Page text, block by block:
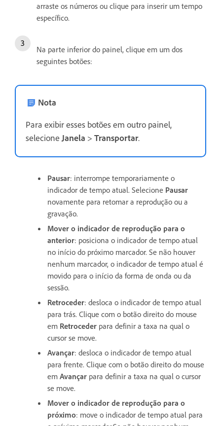
arraste os números ou clique para inserir um tempo
específico.
Na parte inferior do painel, clique em um dos
seguintes botões:
Nota
Para exibir esses botões em outro painel,
selecione Janela > Transportar.
Pausar: interrompe temporariamente o
indicador de tempo atual. Selecione Pausar
novamente para retomar a reprodução ou a
gravação.
Mover o indicador de reprodução para o
anterior: posiciona o indicador de tempo atual
no início do próximo marcador. Se não houver
nenhum marcador, o indicador de tempo atual é
movido para o início da forma de onda ou da
sessão.
Retroceder: desloca o indicador de tempo atual
para trás. Clique com o botão direito do mouse
em Retroceder para definir a taxa na qual o
cursor se move.
Avançar: desloca o indicador de tempo atual
para frente. Clique com o botão direito do mouse
em Avançar para definir a taxa na qual o cursor
se move.
Mover o indicador de reprodução para o
próximo: move o indicador de tempo atual para